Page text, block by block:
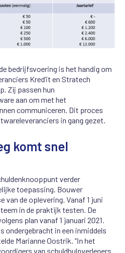
bedrijfsvoering is het handig om
Kred’it en Stratech
Zij passen hun
aan om met het
communiceren. Dit proces
in gang gezet.
komt snel
verder
toepassing. Bouwer
van de oplevering. Vanaf 1 juni
in de praktijk testen. De
plan vanaf 1 januari 2021.
ondergebracht in een inmiddels
Marianne Oostrik. “In het
van schuldhulpverleners